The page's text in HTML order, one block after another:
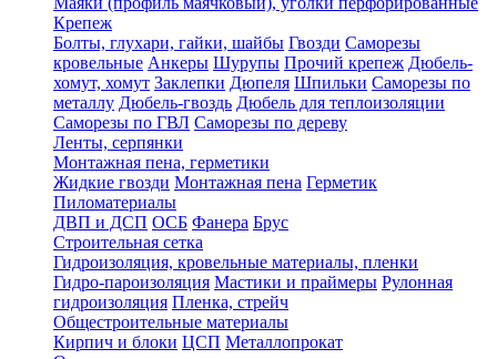
Крепеж
Болты, глухари, гайки, шайбы Гвозди Саморезы
кровельные Анкеры Шурупы Прочий крепеж Дюбель-
хомут, хомут Заклепки Дюпеля Шпильки Саморезы по
металлу Дюбель-гвоздь Дюбель для теплоизоляции
Саморезы по ГВЛ Саморезы по дереву
Ленты, серпянки
Монтажная пена, герметики
Жидкие гвозди Монтажная пена Герметик
Пиломатериалы
ДВП и ДСП ОСБ Фанера Брус
Строительная сетка
Гидроизоляция, кровельные материалы, пленки
Гидро-пароизоляция Мастики и праймеры Рулонная
гидроизоляция Пленка, стрейч
Общестроительные материалы
Кирпич и блоки ЦСП Металлопрокат